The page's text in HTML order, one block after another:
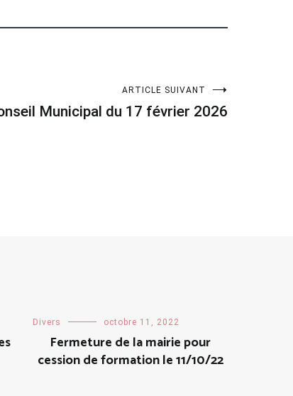
ARTICLE SUIVANT
Municipal du 17 février 2026
Divers octobre 11, 2022
Fermeture de la mairie pour
cession de formation le 11/10/22